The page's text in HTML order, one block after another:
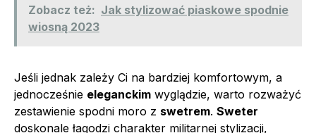
Zobacz też: Jak stylizować piaskowe spodnie
wiosną 2023
Jeśli jednak zależy Ci na bardziej komfortowym, a
jednocześnie eleganckim wyglądzie, warto rozważyć
zestawienie spodni moro z swetrem. Sweter
doskonale łagodzi charakter militarnej stylizacji,